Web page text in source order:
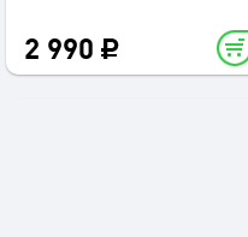
2 990